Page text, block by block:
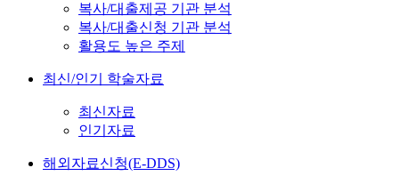
복사/대출제공 기관 분석
복사/대출신청 기관 분석
활용도 높은 주제
최신/인기 학술자료
최신자료
인기자료
해외자료신청(E-DDS)